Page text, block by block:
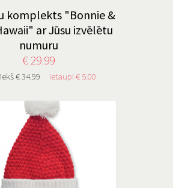
komplekts "Bonnie &
ar Jūsu izvēlētu
numuru
€ 29.99
€ 34.99 ietaupi € 5.00